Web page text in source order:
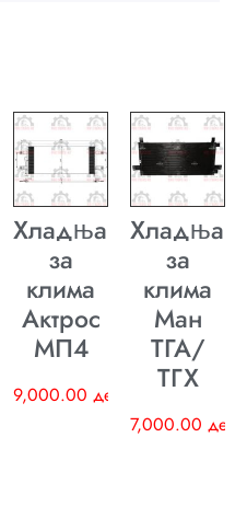
Хладњак
за
клима
Актрос
МП4
9,000.00 ден
Хладњак
за
клима
Ман
ТГА/
ТГХ
7,000.00 ден